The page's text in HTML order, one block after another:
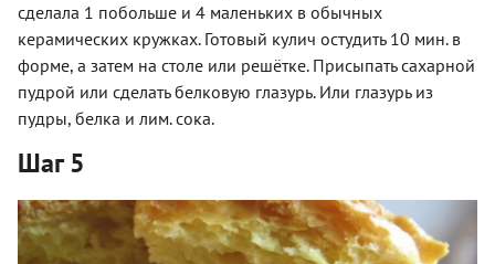
сделала 1 побольше и 4 маленьких в обычных
керамических кружках. Готовый кулич остудить 10 мин. в
форме, а затем на столе или решётке. Присыпать сахарной
пудрой или сделать белковую глазурь. Или глазурь из
пудры, белка и лим. сока.
Шаг 5